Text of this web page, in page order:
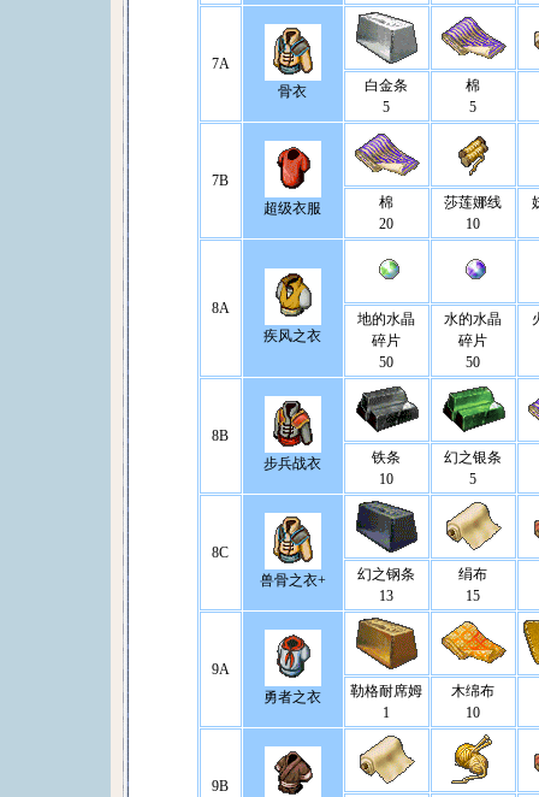
7A
骨衣
白金条
5
棉
5
7B
超级衣服
棉
20
莎莲娜线
10
8A
疾风之衣
地的水晶
碎片
50
水的水晶
碎片
50
8B
步兵战衣
铁条
10
幻之银条
5
8C
兽骨之衣+
幻之钢条
13
绢布
15
9A
勇者之衣
勒格耐席姆
1
木绵布
10
9B